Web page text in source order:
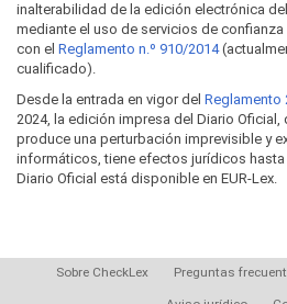
inalterabilidad de la edición electrónica
mediante el uso de servicios de
con el Reglamento n.º 910/2014
cualificado).
Desde la entrada en vigor del Reglamento
2024, la edición impresa del Diario
produce una perturbación imprevisible y
informáticos, tiene efectos jurídicos
Diario Oficial está disponible en EUR-Lex.
Sobre CheckLex Preguntas